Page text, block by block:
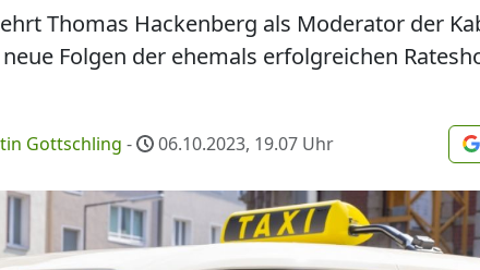
Thomas Hackenberg als Moderator der
Folgen der ehemals erfolgreichen
Gottschling - 06.10.2023, 19.07 Uhr